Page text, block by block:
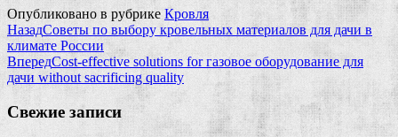
Опубликовано в рубрике Кровля
НазадСоветы по выбору кровельных материалов для дачи в
климате России
ВпередCost-effective solutions for газовое оборудование для
дачи without sacrificing quality
Свежие записи